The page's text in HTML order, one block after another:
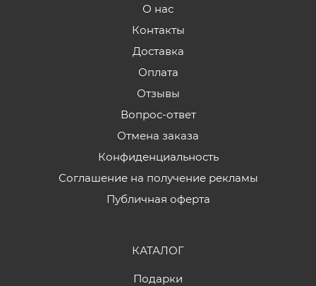
О нас
Контакты
Доставка
Оплата
Отзывы
Вопрос-ответ
Отмена заказа
Конфиденциальность
Соглашение на получение рекламы
Публичная оферта
КАТАЛОГ
Подарки